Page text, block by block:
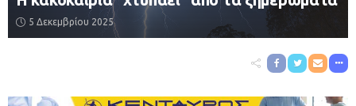
5 Δεκεμβρίου 2025